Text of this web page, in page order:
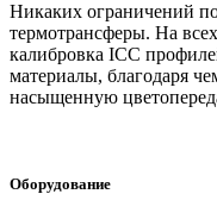
Никаких ограничений
термотрансферы. На
калибровка ICC
материалы, благодаря
насыщенную
Оборудование